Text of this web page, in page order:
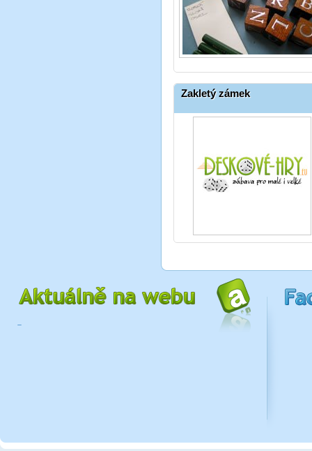
Zakletý zámek